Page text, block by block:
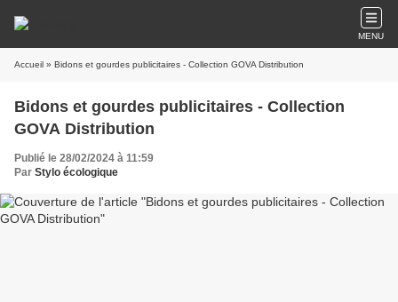
MENU
Accueil » Bidons et gourdes publicitaires - Collection GOVA Distribution
Bidons et gourdes publicitaires - Collection
GOVA Distribution
Publié le 28/02/2024 à 11:59
Par Stylo écologique